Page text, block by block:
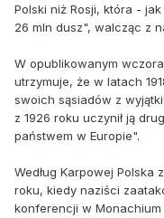
Polski niż Rosji, która -
26 mln dusz", walcząc z
W opublikowanym
utrzymuje, że w latach
swoich sąsiadów z
z 1926 roku uczynił ją
państwem w Europie".
Według Karpowej Polska
roku, kiedy naziści
konferencji w Monachium